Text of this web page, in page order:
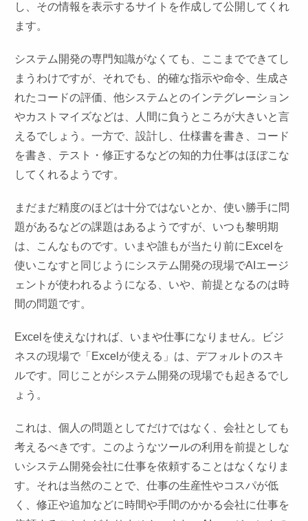
し、その情報を表示するサイトを作成して公開してくれ
ます。
システム開発の専門知識がなくても、ここまでできてし
まうわけですが、それでも、的確な指示や命令、生成さ
れたコードの評価、他システムとのインテグレーション
やカストマイズなどは、人間に負うところが大きいと言
えるでしょう。一方で、設計し、仕様書を書き、コード
を書き、テスト・修正するなどの知的力仕事はほぼこな
してくれるようです。
まだまだ精度のほどは十分ではないとか、使い勝手に問
題があるなどの課題はあるようですが、いつも黎明期
は、こんなものです。いまや誰もが当たり前にExcelを
使いこなすと同じようにシステム開発の現場でAIエージ
ェントが使われるようになる、いや、前提となるのは時
間の問題です。
Excelを使えなければ、いまや仕事になりません。ビジ
ネスの現場で「Excelが使える」は、デフォルトのスキ
ルです。同じことがシステム開発の現場でも起きるでし
ょう。
これは、個人の問題としてだけではなく、会社としても
考えるべきです。このようなツールの利用を前提としな
いシステム開発会社に仕事を依頼することはなくなりま
す。それは当然のことで、仕事の生産性やコスパが低
く、修正や追加などに時間や手間のかかる会社に仕事を